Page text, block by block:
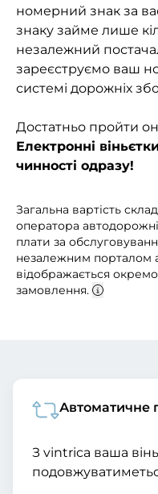
номерний знак за
знаку займе лише
незалежний
зареєструємо ваш
системі дорожніх
Достатньо пройти
Електронні
чинності одразу!
Загальна вартість
оператора
плати за
незалежним порталом
відображається
замовлення.
Автоматичне
З vintrica ваша